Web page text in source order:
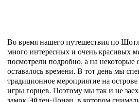
Во время нашего путешествия по
много интересных и очень красивых
посмотрели подробно, а на некоторые
оставалось времени. В тот день мы
традиционное мероприятие на
игры горцев. Поэтому мы так и не